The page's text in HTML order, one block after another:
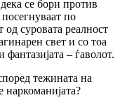
се бори против
по
од суровата реалност
свет и со тоа
фантазијата – ѓаволот.
тежината на
наркоманијата?